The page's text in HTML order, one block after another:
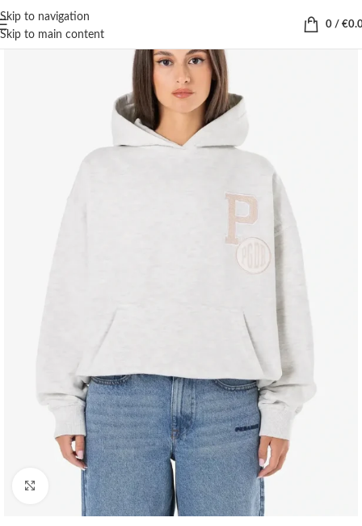
Skip to navigation
Skip to main content
0 / €
Click to enlarge